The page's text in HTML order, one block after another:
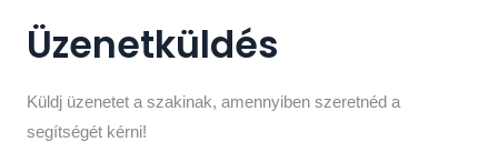
Üzenetküldés
Küldj üzenetet a szakinak, amennyiben szeretnéd a
segítségét kérni!